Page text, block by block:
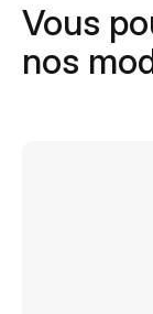
Vous
nos